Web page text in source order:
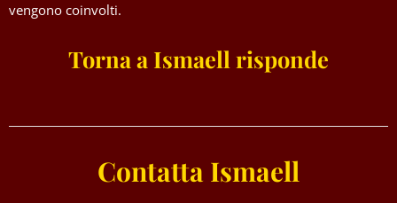
vengono coinvolti.
Torna a Ismaell risponde
Contatta Ismaell